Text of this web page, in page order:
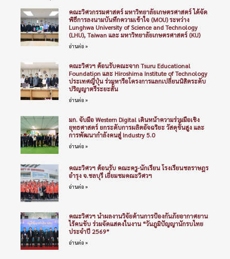
คณะวิศวกรรมศาสตร์ มหาวิทยาลัยเกษตรศาสตร์ ได้จัด
พิธีการลงนามบันทึกความเข้าใจ (MOU) ระหว่าง
Lunghwa University of Science and Technology
(LHU), Taiwan และ มหาวิทยาลัยเกษตรศาสตร์ (KU)
อ่านต่อ »
คณะวิศวฯ ต้อนรับคณะจาก Tsuru Educational
Foundation และ Hiroshima Institute of Technology
ประเทศญี่ปุ่น ร่วมหารือโครงการแลกเปลี่ยนนิสิตระดับ
ปริญญาตรีระยะสั้น
อ่านต่อ »
มก. จับมือ Western Digital เดินหน้าความร่วมมือเชิง
ยุทธศาสตร์ ยกระดับการผลิตอัจฉริยะ วัสดุขั้นสูง และ
การพัฒนากำลังคนสู่ Industry 5.0
อ่านต่อ »
คณะวิศวฯ ต้อนรับ คณะครู-นักเรียน โรงเรียนชลราษฎร
อำรุง จ.ชลบุรี เยี่ยมชมคณะวิศวฯ
อ่านต่อ »
คณะวิศวฯ นำผลงานวิจัยด้านการป้องกันภัยอากาศยาน
ไร้คนขับ ร่วมจัดแสดงในงาน “วันภูมิปัญญานักรบไทย
ประจำปี 2569”
อ่านต่อ »